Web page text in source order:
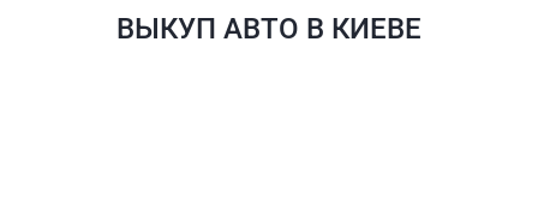
ВЫКУП АВТО В КИЕВЕ